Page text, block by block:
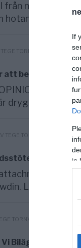
If
in
från nätverket
TEGE TORNVALL
att betraktas
drygt nio gånger
TEGE TORNVALL
för
Licens: CC
TORNVALL
Bilägare dyrkar